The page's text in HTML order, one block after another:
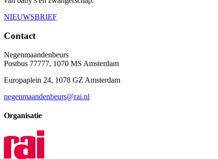
NIEUWSBRIEF
Contact
Negenmaandenbeurs
Postbus 77777, 1070 MS Amsterdam
Europaplein 24, 1078 GZ Amsterdam
negenmaandenbeurs@rai.nl
Organisatie